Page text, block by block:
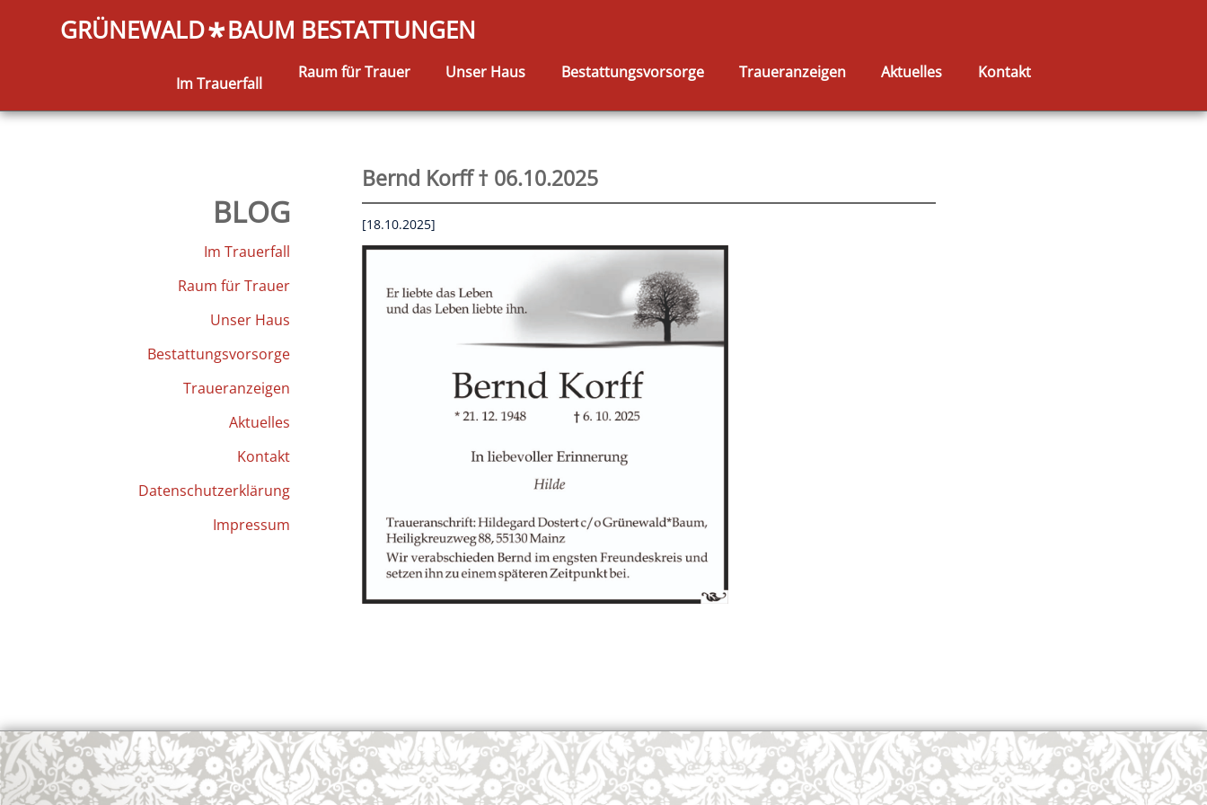
European Commission | Cookies Policy
GRÜNEWALD*BAUM BESTATTUNGEN
Im Trauerfall
Raum für Trauer Unser Haus Bestattungsvorsorge Traueranzeigen Aktuelles Kontakt
BLOG
Im Trauerfall
Raum für Trauer
Unser Haus
Bestattungsvorsorge
Traueranzeigen
Aktuelles
Kontakt
Datenschutzerklärung
Impressum
Bernd Korff † 06.10.2025
[18.10.2025]